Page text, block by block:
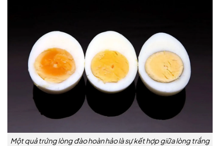
Một quả trứng lòng đào hoàn hảo là sự kết hợp giữa lòng trắng